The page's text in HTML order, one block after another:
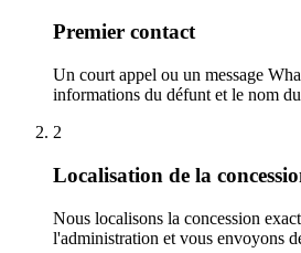
Premier contact
Un court appel ou un message
informations du défunt et le nom
2
Localisation de la
Nous localisons la concession
l'administration et vous envoyons